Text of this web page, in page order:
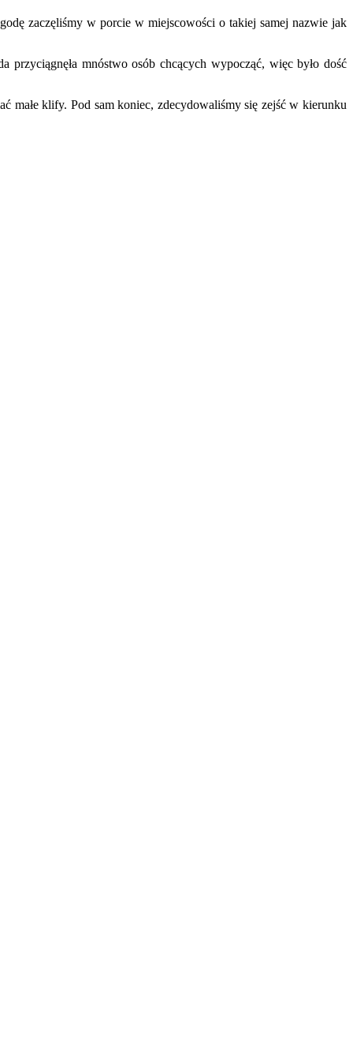
zaczęliśmy w porcie w miejscowości o takiej samej nazwie jak
przyciągnęła mnóstwo osób chcących wypocząć, więc było dość
małe klify. Pod sam koniec, zdecydowaliśmy się zejść w kierunku